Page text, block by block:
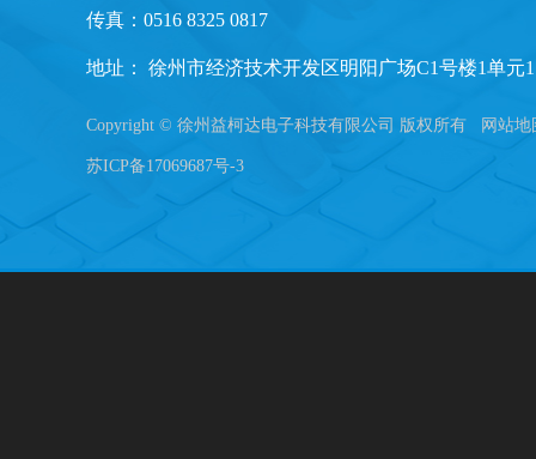
传真：0516 8325 0817
地址： 徐州市经济技术开发区明阳广场C1号楼1单元
Copyright © 徐州益柯达电子科技有限公司 版权所有 网站地
苏ICP备17069687号-3